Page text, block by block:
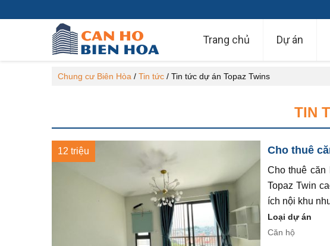
Trang chủ Dự án
Chung cư Biên Hòa / Tin tức / Tin tức dự án Topaz Twins
TIN
12 triệu Cho thuê
Cho thuê căn
Topaz Twin
ích nội khu
Loại dự án
Căn hộ